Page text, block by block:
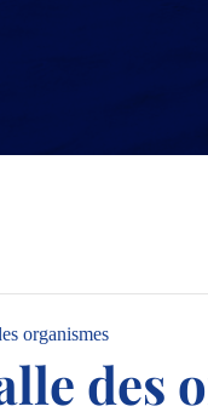
organismes
des